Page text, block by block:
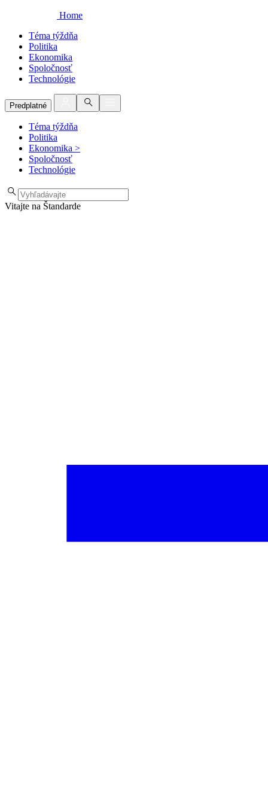
Home
Téma týždňa
Politika
Ekonomika
Spoločnosť
Technológie
Predplatné
Téma týždňa
Politika
Ekonomika >
Spoločnosť
Technológie
Vitajte na Štandarde